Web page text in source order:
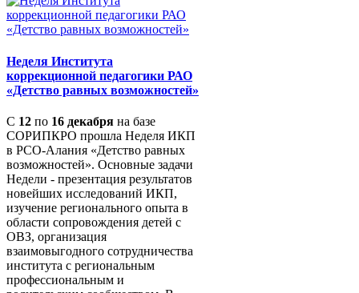
Неделя Института
коррекционной педагогики РАО
«Детство равных возможностей»
С 12 по 16 декабря на базе
СОРИПКРО прошла Неделя ИКП
в РСО-Алания «Детство равных
возможностей». Основные задачи
Недели - презентация результатов
новейших исследований ИКП,
изучение регионального опыта в
области сопровождения детей с
ОВЗ, организация
взаимовыгодного сотрудничества
института с региональным
профессиональным и